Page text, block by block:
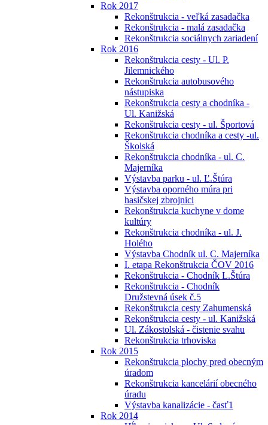
Rok 2017
Rekonštrukcia - veľká zasadačka
Rekonštrukcia - malá zasadačka
Rekonštrukcia sociálnych zariadení
Rok 2016
Rekonštrukcia cesty - Ul. P.
Jilemnického
Rekonštrukcia autobusového
nástupiska
Rekonštrukcia cesty a chodníka -
Ul. Kanižská
Rekonštrukcia cesty - ul. Športová
Rekonštrukcia chodníka a cesty -ul.
Školská
Rekonštrukcia chodníka - ul. C.
Majerníka
Výstavba parku - ul. Ľ.Štúra
Výstavba oporného múra pri
hasičskej zbrojnici
Rekonštrukcia kuchyne v dome
kultúry
Rekonštrukcia chodníka - ul. J.
Holého
Výstavba Chodník ul. C. Majerníka
I. etapa Rekonštrukcia ČOV 2016
Rekonštrukcia - Chodník L.Štúra
Rekonštrukcia - Chodník
Družstevná úsek č.5
Rekonštrukcia cesty Zahumenská
Rekonštrukcia cesty - ul. Kanižská
Ul. Zákostolská - čistenie svahu
Rekonštrukcia trhoviska
Rok 2015
Rekonštrukcia plochy pred obecným
úradom
Rekonštrukcia kancelárií obecného
úradu
Výstavba kanalizácie - časť1
Rok 2014